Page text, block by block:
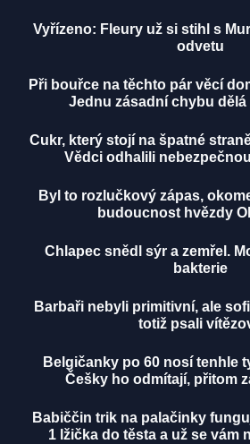
Vyřízeno: Fleury už si stihl s
odvetu
Při bouřce na těchto pár věcí
Jednu zásadní chybu dělá
Cukr, který stojí na špatné
Vědci odhalili
Byl to rozlučkový zápas,
budoucnost hvězdy
Chlapec snědl sýr a zemřel.
bakterie
Barbaři nebyli primitivní, ale
totiž psali
Belgičanky po 60 nosí tenhle
Češky ho odmítají, přitom
Babiččin trik na palačinky
1 lžička do těsta a už se vám